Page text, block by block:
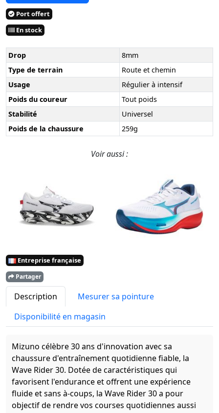
Port offert
En stock
Drop
8mm
Type de terrain
Route et chemin
Usage
Régulier à intensif
Poids du coureur
Tout poids
Stabilité
Universel
Poids de la chaussure
259g
Voir aussi :
Entreprise française
Partager
Description
Mesurer sa pointure
Disponibilité en magasin
Mizuno célèbre 30 ans d'innovation avec sa
chaussure d'entraînement quotidienne fiable, la
Wave Rider 30. Dotée de caractéristiques qui
favorisent l'endurance et offrent une expérience
fluide et sans à-coups, la Wave Rider 30 a pour
objectif de rendre vos courses quotidiennes aussi